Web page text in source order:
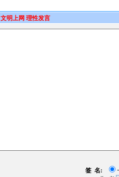
文明上网 理性发言
签 名: